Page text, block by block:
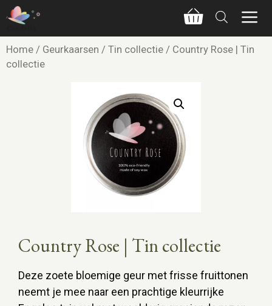
Home / Geurkaarsen / Tin collectie / Country Rose | Tin
collectie
Country Rose | Tin collectie
Deze zoete bloemige geur met frisse fruittonen
neemt je mee naar een prachtige kleurrijke